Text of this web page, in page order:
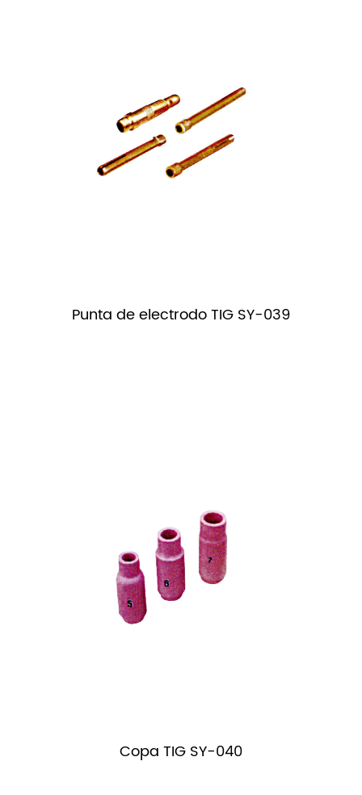
Punta de electrodo TIG SY-039
Copa TIG SY-040